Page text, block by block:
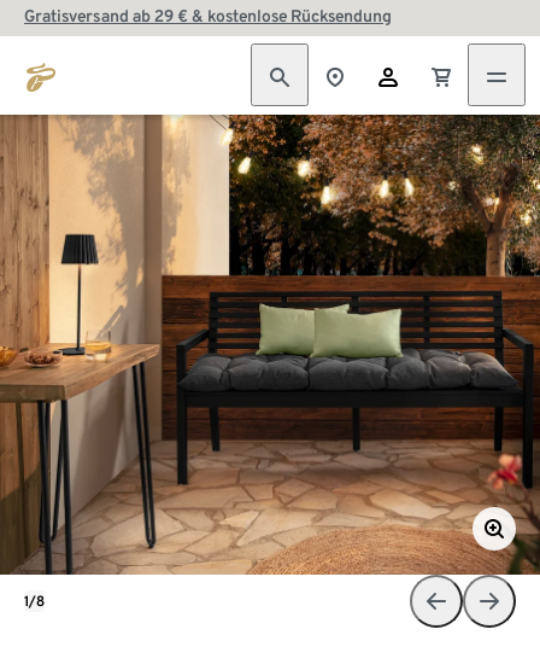
Gratisversand ab 29 € & kostenlose Rücksendung
1/8